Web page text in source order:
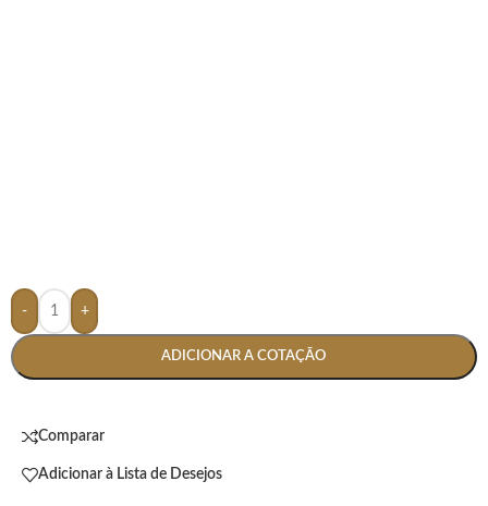
- +
ADICIONAR A COTAÇÃO
Comparar
Adicionar à Lista de Desejos